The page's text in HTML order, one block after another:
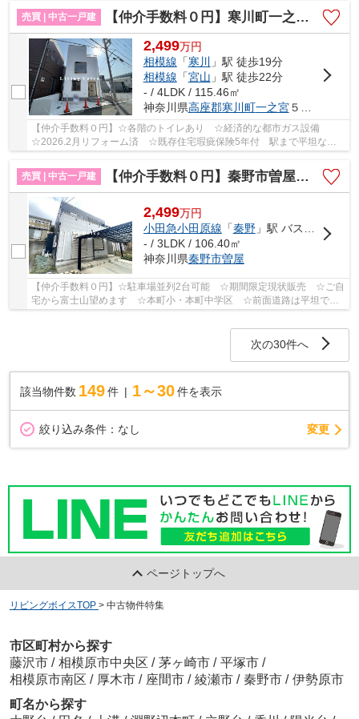
売買 | 中古一戸建
【仲介手数料０円】寒川町一之宮5丁目 中古一戸建て
2,499万円
相模線 「寒川
」駅 徒歩19分
相模線 「宮山 」駅 徒歩22分
- / 4LDK / 115.46㎡
神奈川県高座郡寒川町一之宮５丁目
【仲介手数料０円】☆各階のトイレあり ☆経済的な都市ガス設備
☆2026.2月リフォーム済 ☆既存住宅瑕疵保険5年付 駅まで平坦な道
売買 | 中古一戸建
【仲介手数料０円】秦野市曽屋 中古一戸建て
2,499万円
小田急小田原線 「秦野」駅 バス13分 「才ヶ分」 停歩6分
- / 3LDK / 106.40㎡
神奈川県秦野市曽屋
【仲介手数料０円】☆駐車場並列2台可能 ☆期間限定現状販売 ☆ご自
宅から富士山望めます ☆本町小・本町中学区 ☆前面道路は平坦で暮
次の30件へ
該当物件数 149件 1～30 件を表示
絞り込み条件： なし 変更
ページトップへ
リビングボイスTOP > 中古物件特集
市区町村から探す
藤沢市 / 相模原市中央区 / 茅ヶ崎市 / 平塚市 /
相模原市南区 / 厚木市 / 座間市 / 綾瀬市 / 秦野市 / 伊勢原市
町名から探す